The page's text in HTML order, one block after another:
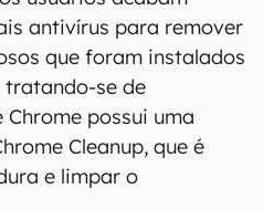
antivírus para remover
que foram instalados
tratando-se de
possui uma
Cleanup, que é
e limpar o